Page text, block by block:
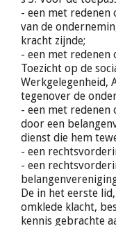
- een met
van de
kracht zijnde;
- een met redenen
Toezicht op de
Werkgelegenheid,
tegenover de
- een met redenen
door een
dienst die hem
- een
- een
De in het eerste
omklede klacht,
kennis gebrachte